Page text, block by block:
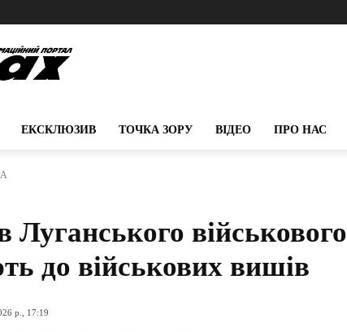
ЕКСКЛЮЗИВ ТОЧКА ЗОРУ ВІДЕО ПРО НАС
Луганського військового
до військових вишів
р., 17:19